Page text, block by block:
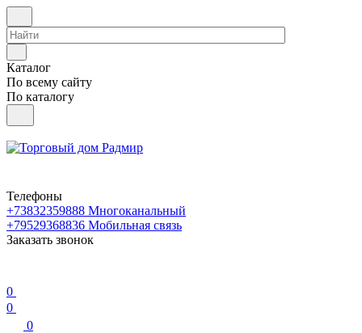
Каталог
По всему сайту
По каталогу
Телефоны
+73832359888 Многоканальный
+79529368836 Мобильная связь
Заказать звонок
0
0
0